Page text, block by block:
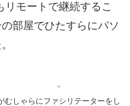
リモートで継続するこ
部屋でひたすらにパソ
むしゃらにファシリテーターをし